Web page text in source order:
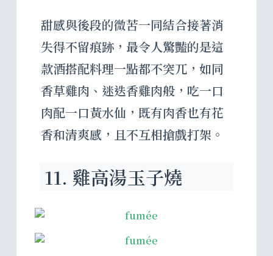
甜感與後段的微苦一同結合接著消
失得不留痕跡，最令人驚豔的是這
款酒搭配料理一點都不突兀，如同
香草雞肉、迷迭香雞肉般，吃一口
肉配一口黃水仙，既有肉香也有花
香和清爽感，且不互相搶戲打架。
11. 雞高湯玉子燒